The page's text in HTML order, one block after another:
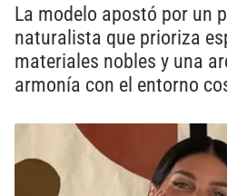
La modelo apostó por un
naturalista que prioriza
materiales nobles y una
armonía con el entorno